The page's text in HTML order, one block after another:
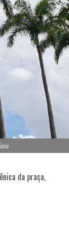
da praça,